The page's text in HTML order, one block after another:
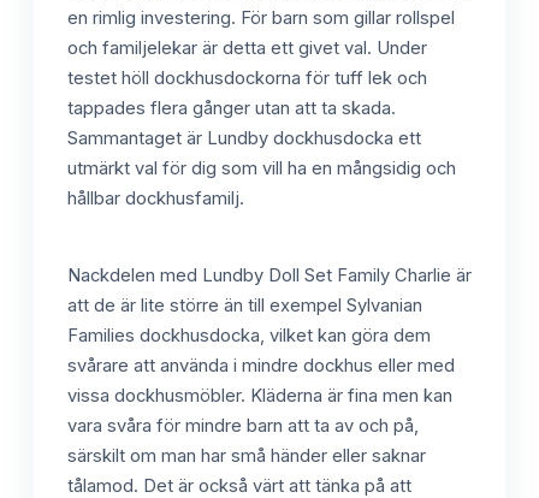
en rimlig investering. För barn som gillar rollspel
och familjelekar är detta ett givet val. Under
testet höll dockhusdockorna för tuff lek och
tappades flera gånger utan att ta skada.
Sammantaget är Lundby dockhusdocka ett
utmärkt val för dig som vill ha en mångsidig och
hållbar dockhusfamilj.
Nackdelen med Lundby Doll Set Family Charlie är
att de är lite större än till exempel Sylvanian
Families dockhusdocka, vilket kan göra dem
svårare att använda i mindre dockhus eller med
vissa dockhusmöbler. Kläderna är fina men kan
vara svåra för mindre barn att ta av och på,
särskilt om man har små händer eller saknar
tålamod. Det är också värt att tänka på att